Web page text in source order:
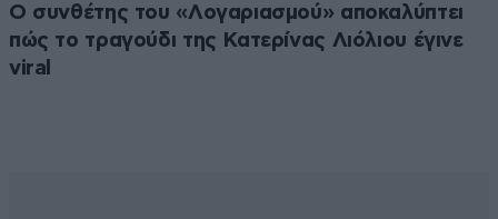
Ο συνθέτης του «Λογαριασμού» αποκαλύπτει
πώς το τραγούδι της Κατερίνας Λιόλιου έγινε
viral